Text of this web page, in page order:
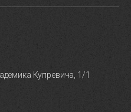
Купревича, 1/1